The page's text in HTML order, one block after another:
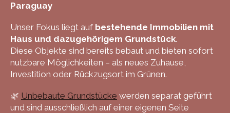
Paraguay
Unser Fokus liegt auf bestehende Immobilien mit
Haus und dazugehörigem Grundstück.
Diese Objekte sind bereits bebaut und bieten sofort
nutzbare Möglichkeiten – als neues Zuhause,
Investition oder Rückzugsort im Grünen.
🌿 Unbebaute Grundstücke werden separat geführt
und sind ausschließlich auf einer eigenen Seite